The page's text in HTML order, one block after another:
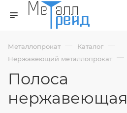
Металлопрокат — Каталог —
Нержавеющий металлопрокат —
Полоса
нержавеющая